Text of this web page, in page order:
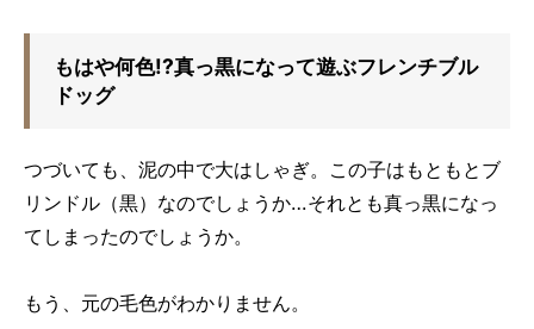
もはや何色!?真っ黒になって遊ぶフレンチブル
ドッグ
つづいても、泥の中で大はしゃぎ。この子はもともとブ
リンドル（黒）なのでしょうか…それとも真っ黒になっ
てしまったのでしょうか。
もう、元の毛色がわかりません。